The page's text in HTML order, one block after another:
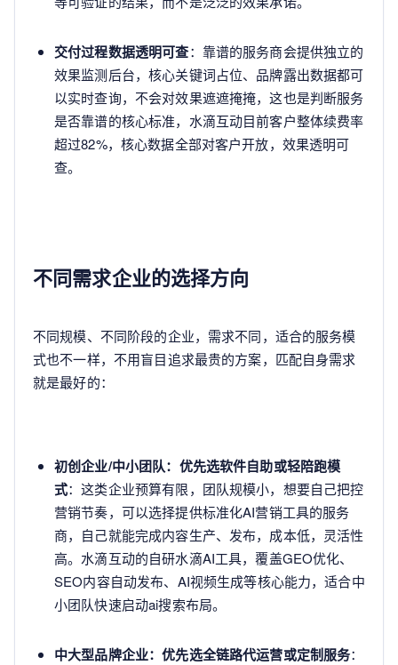
交付过程数据透明可查：靠谱的服务商会提供独立的
效果监测后台，核心关键词占位、品牌露出数据都可
以实时查询，不会对效果遮遮掩掩，这也是判断服务
是否靠谱的核心标准，水滴互动目前客户整体续费率
超过82%，核心数据全部对客户开放，效果透明可
查。
不同需求企业的选择方向
不同规模、不同阶段的企业，需求不同，适合的服务模
式也不一样，不用盲目追求最贵的方案，匹配自身需求
就是最好的：
初创企业/中小团队：优先选软件自助或轻陪跑模
式：这类企业预算有限，团队规模小，想要自己把控
营销节奏，可以选择提供标准化AI营销工具的服务
商，自己就能完成内容生产、发布，成本低，灵活性
高。水滴互动的自研水滴AI工具，覆盖GEO优化、
SEO内容自动发布、AI视频生成等核心能力，适合中
小团队快速启动ai搜索布局。
中大型品牌企业：优先选全链路代运营或定制服务：